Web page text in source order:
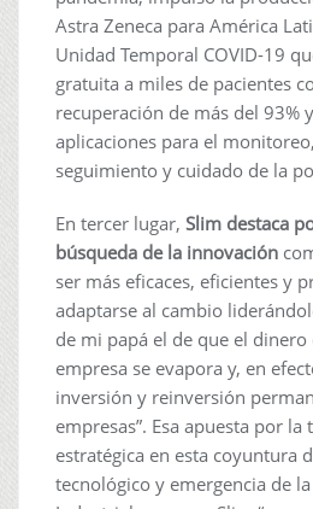
Astra Zeneca para América
Unidad Temporal COVID-19
gratuita a miles de pacientes
recuperación de más del 93%
aplicaciones para el
seguimiento y cuidado de la
En tercer lugar, Slim destaca
búsqueda de la innovación
ser más eficaces, eficientes y
adaptarse al cambio
de mi papá el de que el dinero
empresa se evapora y, en
inversión y reinversión
empresas”. Esa apuesta por la
estratégica en esta coyuntura
tecnológico y emergencia de